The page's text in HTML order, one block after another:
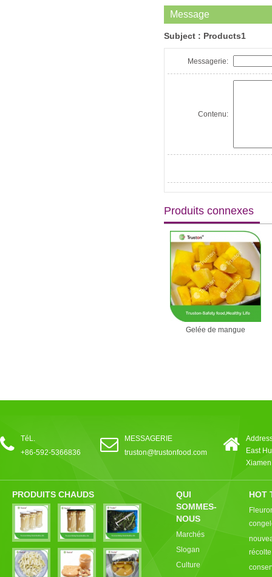
Message
Subject : Products1
Messagerie:
Contenu:
Produits connexes
Gelée de mangue
TéL.
+86-592-5366836
MESSAGERIE
truston@trustonfood.com
East
PRODUITS CHAUDS
QUI
SOMMES-
NOUS
Marchés
Slogan
Culture
HOT